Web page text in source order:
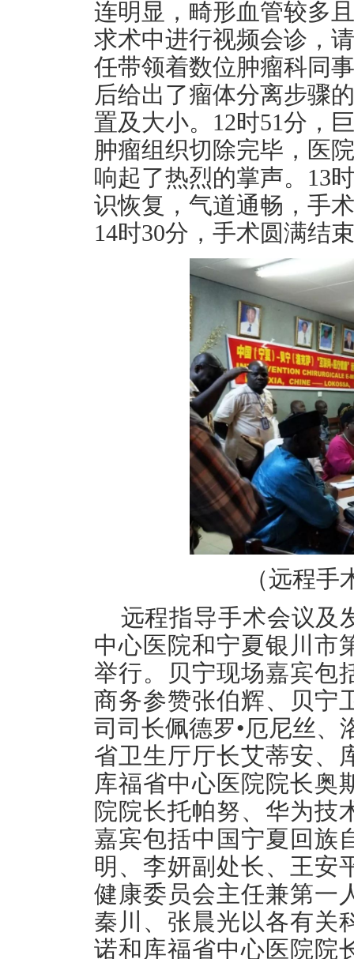
连明显，畸形血管较多
求术中进行视频会诊，
任带领着数位肿瘤科同
后给出了瘤体分离步骤
置及大小。12时51分，
肿瘤组织切除完毕，医
响起了热烈的掌声。13
识恢复，气道通畅，手
14时30分，手术圆满结
（远程手
远程指导手术会议及
中心医院和宁夏银川市
举行。贝宁现场嘉宾包
商务参赞张伯辉、贝宁
司司长佩德罗•厄尼丝、
省卫生厅厅长艾蒂安、
库福省中心医院院长奥
院院长托帕努、华为技
嘉宾包括中国宁夏回族
明、李妍副处长、王安
健康委员会主任兼第一
秦川、张晨光以各有关
诺和库福省中心医院院